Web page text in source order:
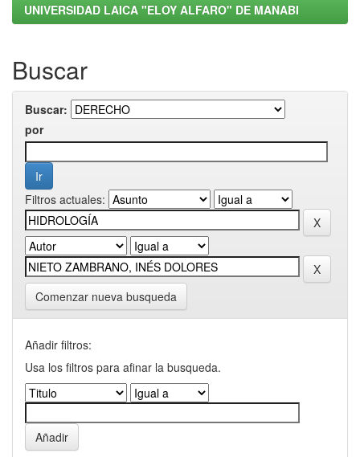
UNIVERSIDAD LAICA "ELOY ALFARO" DE MANABI
Buscar
Buscar:
por
Filtros actuales:
Comenzar nueva busqueda
Añadir filtros:
Usa los filtros para afinar la busqueda.